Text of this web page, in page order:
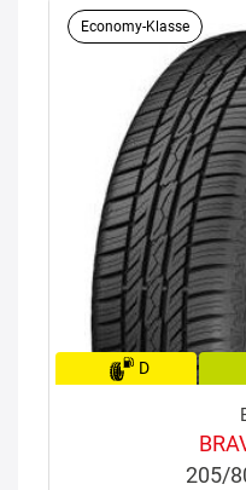
Economy-Klasse
D
205/